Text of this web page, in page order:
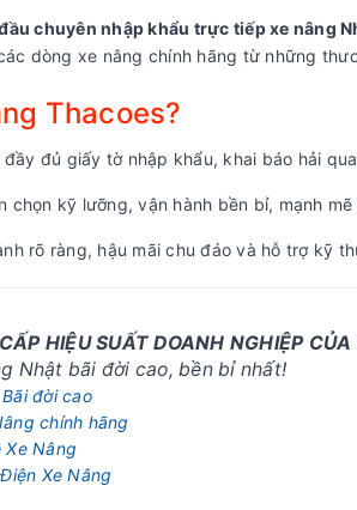
chuyên nhập khẩu trực tiếp xe nâng
dòng xe nâng chính hãng từ những
Thacoes?
đầy đủ giấy tờ nhập khẩu, khai báo hải
chọn kỹ lưỡng, vận hành bền bỉ, mạnh
rõ ràng, hậu mãi chu đáo và hỗ trợ kỹ
HIỆU SUẤT DOANH NGHIỆP CỦA
Nhật bãi đời cao, bền bỉ nhất!
đời cao
chính hãng
Xe Nâng
Xe Nâng